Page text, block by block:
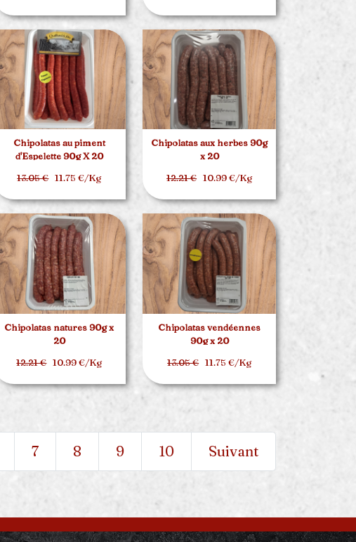
Chipolatas au piment
d'Espelette 90g X 20
13.05 €11.75 €/Kg
Chipolatas aux herbes 90g
x 20
12.21 €10.99 €/Kg
Chipolatas natures 90g x
20
12.21 €10.99 €/Kg
Chipolatas vendéennes
90g x 20
13.05 €11.75 €/Kg
7 8 9 10 Suivant